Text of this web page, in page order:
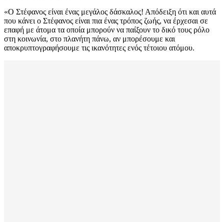
«Ο Στέφανος είναι ένας μεγάλος δάσκαλος! Απόδειξη ότι και αυτά
που κάνει ο Στέφανος είναι πια ένας τρόπος ζωής, να έρχεσαι σε
επαφή με άτομα τα οποία μπορούν να παίξουν το δικό τους ρόλο
στη κοινωνία, στο πλανήτη πάνω, αν μπορέσουμε και
αποκρυπτογραφήσουμε τις ικανότητες ενός τέτοιου ατόμου.